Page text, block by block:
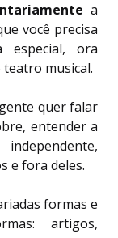
a
você precisa
especial, ora
teatro musical.
quer falar
entender a
e fora deles.
formas e
artigos,